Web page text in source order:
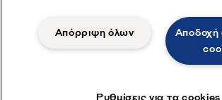
Privacy Policy Cookies policy Legal
Απόρριψη όλων
Ρυθμίσεις για τα cookies